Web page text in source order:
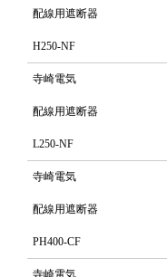
配線用遮断器
H250-NF
寺崎電気
配線用遮断器
L250-NF
寺崎電気
配線用遮断器
PH400-CF